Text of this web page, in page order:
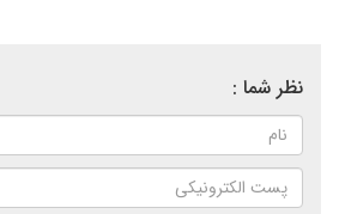
نظر شما :